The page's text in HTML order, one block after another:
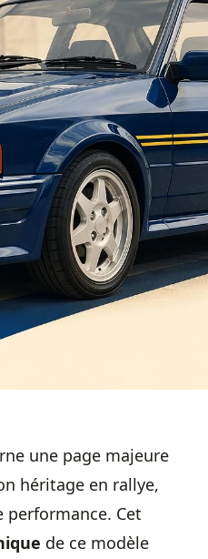
une page majeure
héritage en rallye,
Cet
de ce modèle